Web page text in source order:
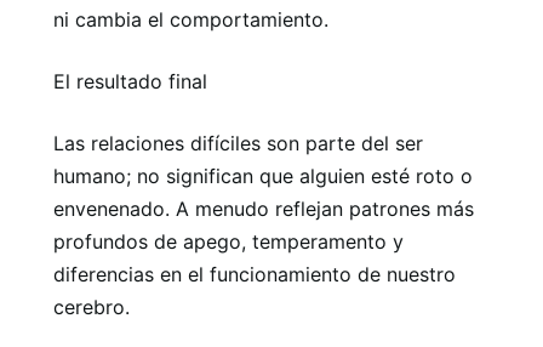
ni cambia el comportamiento.
El resultado final
Las relaciones difíciles son parte del ser
humano; no significan que alguien esté roto o
envenenado. A menudo reflejan patrones más
profundos de apego, temperamento y
diferencias en el funcionamiento de nuestro
cerebro.